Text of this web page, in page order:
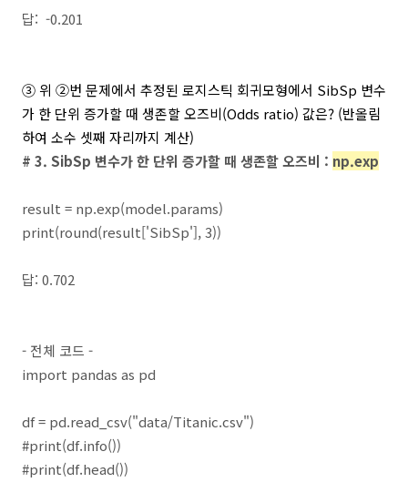
답: -0.201
③ 위 ②번 문제에서 추정된 로지스틱 회귀모형에서 SibSp 변수
가 한 단위 증가할 때 생존할 오즈비(Odds ratio) 값은? (반올림
하여 소수 셋째 자리까지 계산)
# 3. SibSp 변수가 한 단위 증가할 때 생존할 오즈비 : np.exp
result = np.exp(model.params)
print(round(result['SibSp'], 3))
답: 0.702
- 전체 코드 -
import pandas as pd
df = pd.read_csv("data/Titanic.csv")
#print(df.info())
#print(df.head())